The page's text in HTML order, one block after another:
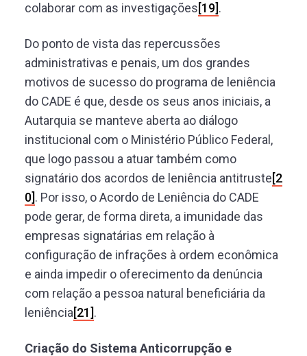
colaborar com as investigações[19].
Do ponto de vista das repercussões
administrativas e penais, um dos grandes
motivos de sucesso do programa de leniência
do CADE é que, desde os seus anos iniciais, a
Autarquia se manteve aberta ao diálogo
institucional com o Ministério Público Federal,
que logo passou a atuar também como
signatário dos acordos de leniência antitruste[2
0]. Por isso, o Acordo de Leniência do CADE
pode gerar, de forma direta, a imunidade das
empresas signatárias em relação à
configuração de infrações à ordem econômica
e ainda impedir o oferecimento da denúncia
com relação a pessoa natural beneficiária da
leniência[21].
Criação do Sistema Anticorrupção e